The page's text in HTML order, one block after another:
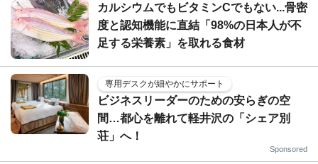
カルシウムでもビタミンCでもない...骨密
度と認知機能に直結「98%の日本人が不
足する栄養素」を取れる食材
専用デスクが細やかにサポート
ビジネスリーダーのための安らぎの空
間…都心を離れて軽井沢の「シェア別
荘」へ！
Sponsored